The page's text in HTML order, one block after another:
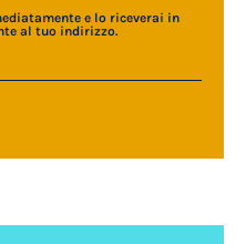
e lo riceverai in
al tuo indirizzo.